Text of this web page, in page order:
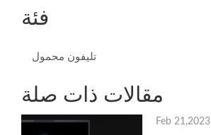
فئة
تليفون محمول
مقالات ذات صلة
Feb 21,2023